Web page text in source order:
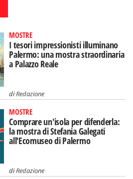
MOSTRE
I tesori impressionisti illuminano
Palermo: una mostra straordinaria
a Palazzo Reale
diRedazione
MOSTRE
Comprare un'isola per difenderla:
la mostra di Stefania Galegati
all'Ecomuseo di Palermo
diRedazione